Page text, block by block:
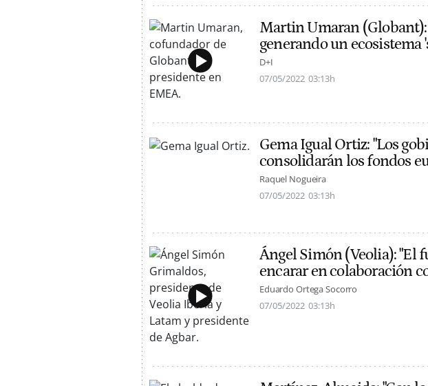
Martin Umaran (Globant):
generando un
D+I
07/05/2022 03:13h
Gema Igual Ortiz: "Los
consolidarán los fondos
Raquel Nogueira
07/05/2022 03:13h
Ángel Simón (Veolia): "El
encarar en colaboración
Eduardo Ortega Socorro
07/05/2022 03:13h